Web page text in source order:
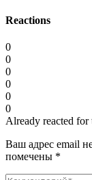
Reactions
0
0
0
0
0
0
Already reacted for
Ваш адрес email
помечены *